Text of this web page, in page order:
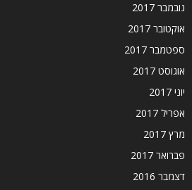
נובמבר 2017
אוקטובר 2017
ספטמבר 2017
אוגוסט 2017
יוני 2017
אפריל 2017
מרץ 2017
פברואר 2017
דצמבר 2016